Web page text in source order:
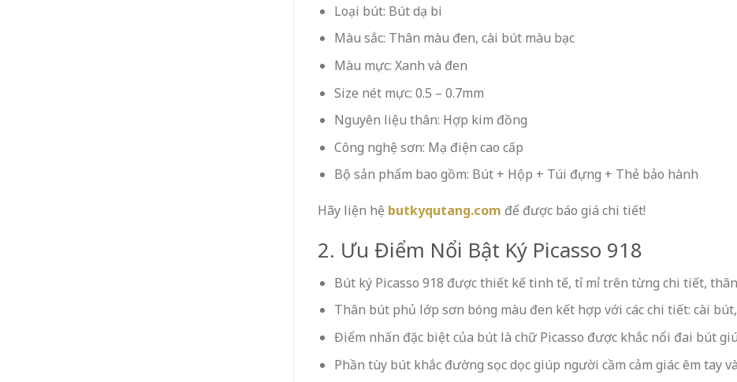
Loại bút: Bút dạ bi
Màu sắc: Thân màu đen, cài bút màu bạc
Màu mực: Xanh và đen
Size nét mực: 0.5 – 0.7mm
Nguyên liệu thân: Hợp kim đồng
Công nghệ sơn: Mạ điện cao cấp
Bộ sản phẩm bao gồm: Bút + Hộp + Túi đựng + Thẻ bảo hành
Hãy liện hệ butkyqutang.com để được báo giá chi tiết!
2. Ưu Điểm Nổi Bật Ký Picasso 918
Bút ký Picasso 918 được thiết kế tinh tế, tỉ mỉ trên từng chi tiết,
Thân bút phủ lớp sơn bóng màu đen kết hợp với các chi tiết: cài
Điểm nhấn đặc biệt của bút là chữ Picasso được khắc nổi đai bút
Phần tùy bút khắc đường sọc dọc giúp người cầm cảm giác êm tay